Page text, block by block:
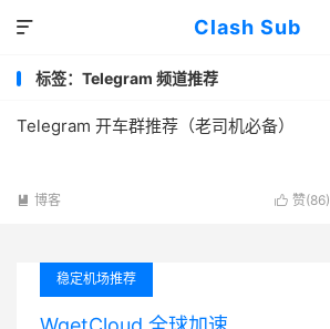
Clash Sub

标签：Telegram 频道推荐
Telegram 开车群推荐（老司机必备）
 赞(86)
 博客
稳定机场推荐